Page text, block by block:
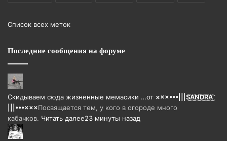
Список всех меток
Последние сообщения на форуме
Скидываем сюда жизненные мемасики …от ×××•••|||S͜͡A͜͡N͜͡D͜͡R͜͡A͜͡
|||•••×××Посвящается тем, у кого в огороде много
кабачков. Читать далее23 минуты назад